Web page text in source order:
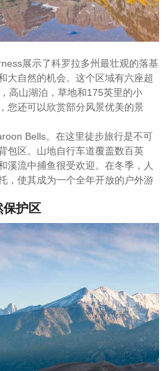
展示了科罗拉多州最壮观的落基
大自然的机会。这个区域有六座超
高山湖泊，草地和175英里的小
您还可以欣赏部分风景优美的景
Bells。在这里徒步旅行是不可
包区。山地自行车道覆盖数百英
溪流中捕鱼很受欢迎。在冬季，人
，使其成为一个全年开放的户外游
保护区